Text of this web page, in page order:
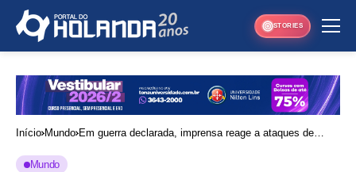
STORIES
Início Mundo Em guerra declarada, imprensa reage a ataques de
Mundo